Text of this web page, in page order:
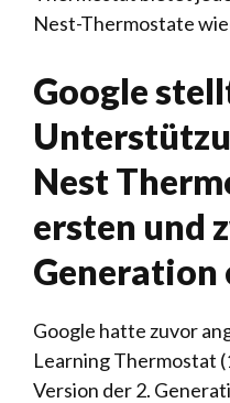
Nest-Thermostate
Google
Nest
ersten und
Generation
Google hatte zuvor
Learning Thermostat
Version der 2.